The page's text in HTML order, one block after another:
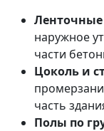
наружное
части
Цоколь и
часть
Полы по